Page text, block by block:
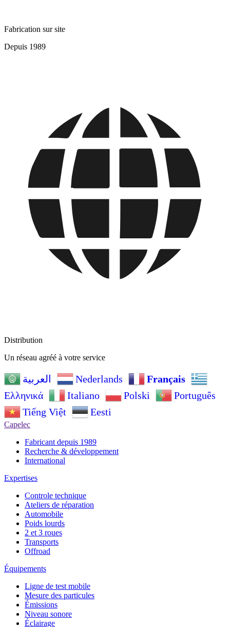
Fabrication sur site
Depuis 1989
Distribution
Un réseau agréé à votre service
العربية Nederlands
Français
Ελληνικά
Italiano Polski
Português
Tiếng Việt
Eesti
Capelec
Fabricant depuis 1989
Recherche & développement
International
Expertises
Controle technique
Ateliers de réparation
Automobile
Poids lourds
2 et 3 roues
Transports
Offroad
Équipements
Ligne de test mobile
Mesure des particules
Émissions
Niveau sonore
Éclairage